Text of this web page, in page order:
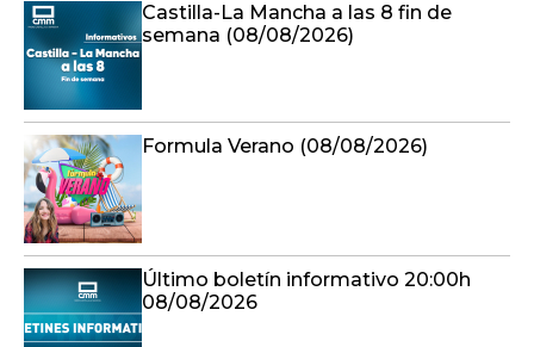
Castilla-La Mancha a las 8 fin de
semana (08/08/2026)
Formula Verano (08/08/2026)
Último boletín informativo 20:00h
08/08/2026